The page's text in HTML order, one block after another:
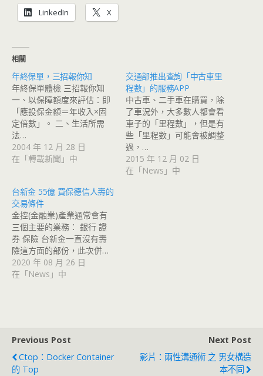
LinkedIn X
相關
年終保單，三招報你知
年終保單體檢 三招報你知
一、以保障額度來評估：即
「應投保金額＝年收入×固
定倍數」。 二、生活所需
法…
2004 年 12 月 28 日
在「轉載新聞」中
交通部推出查詢「中古車里
程數」的服務APP
中古車、二手車在購買，除
了車況外，大多數人都會看
車子的「里程數」，但是有
些「里程數」可能會被調整
過，…
2015 年 12 月 02 日
在「News」中
台新金 55億 買保德信人壽的
交易條件
金控(金融業)產業通常會有
三個主要的業務： 銀行 證
券 保險 台新金一直沒有壽
險這方面的部份，此次併…
2020 年 08 月 26 日
在「News」中
Previous Post
Ctop：Docker Container
的 Top
Next Post
影片：兩性溝通術 之 男女構造
本不同